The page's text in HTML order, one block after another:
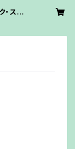
・ステ